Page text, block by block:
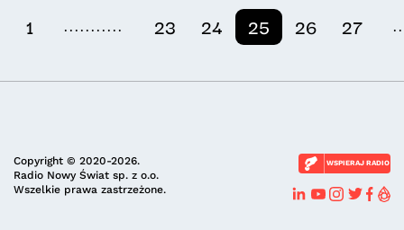
1 ........... 23 24 25 26 27
Copyright © 2020-2026.
Radio Nowy Świat sp. z o.o.
Wszelkie prawa zastrzeżone.
WSPIERAJ RADIO